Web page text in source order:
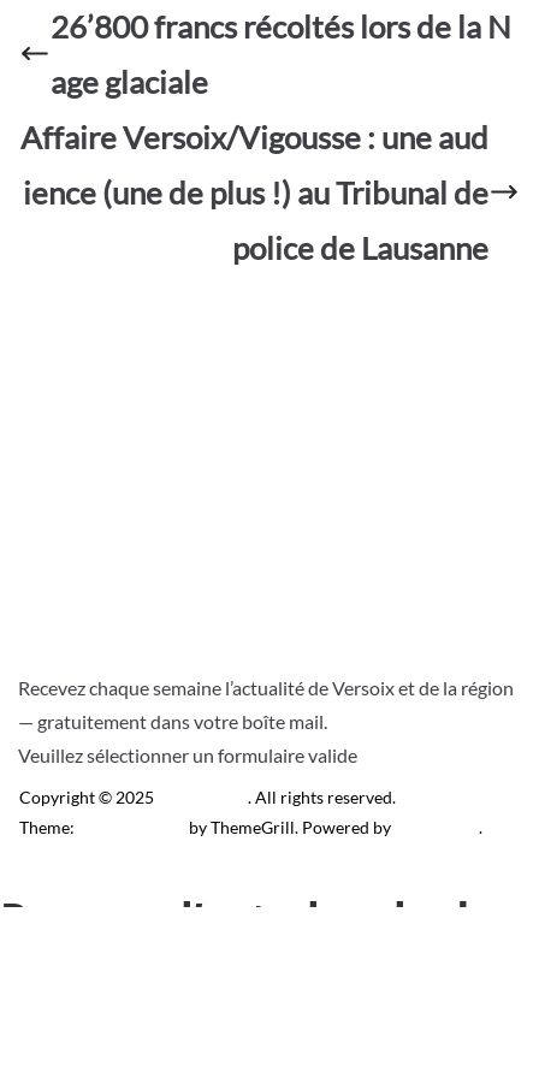
o
o
k
A
p
p
e
g
26’800 francs récoltés lors de la N
age glaciale
Affaire Versoix/Vigousse : une aud
ience (une de plus !) au Tribunal de
police de Lausanne
Recevez chaque semaine l’actualité de Versoix et de la région
— gratuitement dans votre boîte mail.
Veuillez sélectionner un formulaire valide
Copyright © 2025
. All rights reserved.
Theme:
by ThemeGrill. Powered by .
Recevez l’actu locale de